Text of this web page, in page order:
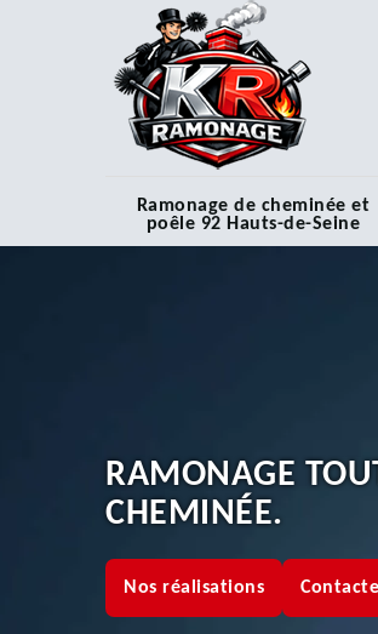
Ramonage de cheminée et
poêle 92 Hauts-de-Seine
RAMONAGE
CHEMINÉE.
Nos réalisations